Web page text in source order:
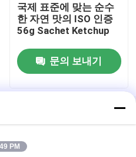
국제 표준에 맞는 순수
한 자연 맛의 ISO 인증
56g Sachet Ketchup
문의 보내기
정보 보호 정책
PM